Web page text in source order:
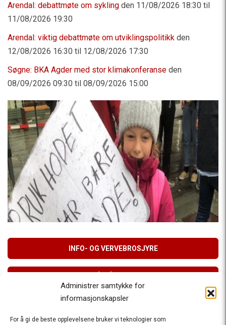
Administrer samtykke for
informasjonskapsler
For å gi de beste opplevelsene bruker vi teknologier som
Arendal: debattmøte om sykling den 11/08/2026 18:30 til
11/08/2026 19:30
Arendal: viktig debattmøte om utviklingspolitikk den
12/08/2026 16:30 til 12/08/2026 17:30
Søgne: BKA Agder med stor klimakonferanse den
08/09/2026 09:30 til 08/09/2026 15:00
INFO- OG VERVEBROSJYRE